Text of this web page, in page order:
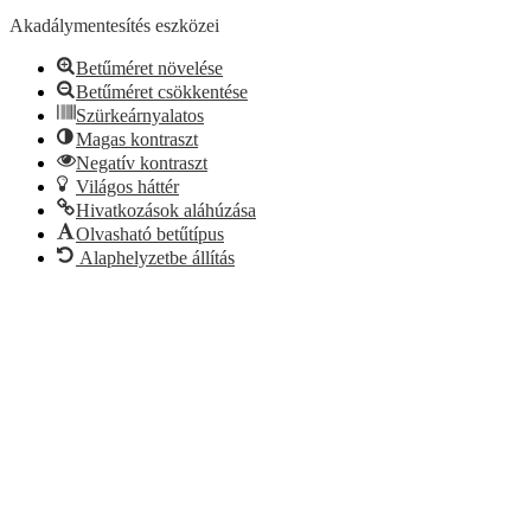
Akadálymentesítés eszközei
Betűméret növelése
Betűméret csökkentése
Szürkeárnyalatos
Magas kontraszt
Negatív kontraszt
Világos háttér
Hivatkozások aláhúzása
Olvasható betűtípus
Alaphelyzetbe állítás